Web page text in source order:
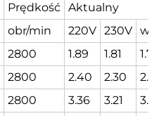
Prędkość Aktualny
obr/min 220V 230V
2800 1.89 1.81
1.74
2800 2.40 2.30
2800 3.36 3.21